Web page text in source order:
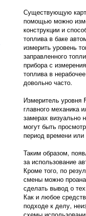
Существующую
помощью можно
конструкции и
топлива в баке
измерить уровень
заправленного
прибора с
топлива в
довольно часто.
Измеритель уровня
главного механика
замерах визуально
могут быть
период времени
Таким образом,
за использование
Кроме того, по
смены можно
сделать вывод о
Как и любое
подходе к делу,